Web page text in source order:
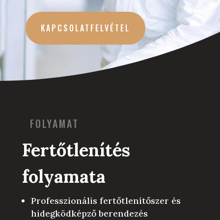
KAPCSOLATFELVÉTEL
FOLYAMAT
Fertőtlenítés
folyamata
Professzionális fertőtlenítőszer és
hidegködképző berendezés